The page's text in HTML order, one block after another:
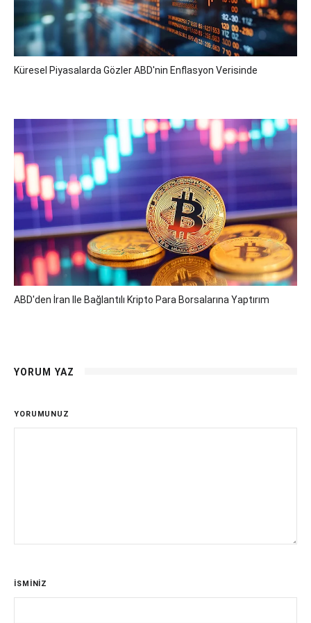
Küresel Piyasalarda Gözler ABD'nin Enflasyon Verisinde
ABD'den İran Ile Bağlantılı Kripto Para Borsalarına Yaptırım
YORUM YAZ
YORUMUNUZ
İSMİNİZ